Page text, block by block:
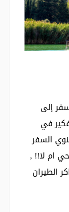
إلى
في
السفر
ام لا!! ,
الطيران